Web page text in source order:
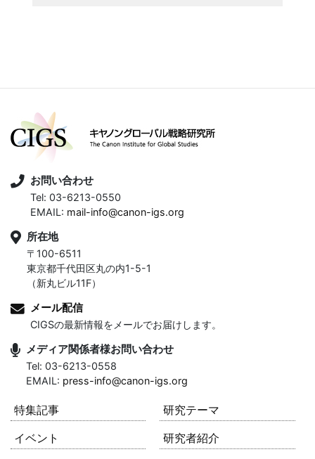
お問い合わせ
Tel: 03-6213-0550
EMAIL: mail-info@canon-igs.org
所在地
〒100-6511
東京都千代田区丸の内1-5-1
（新丸ビル11F）
メール配信
CIGSの最新情報をメールでお届けします。
メディア関係者様お問い合わせ
Tel: 03-6213-0558
EMAIL: press-info@canon-igs.org
特集記事
研究テーマ
イベント
研究者紹介